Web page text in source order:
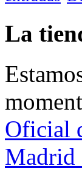
La
Oficial
Madrid